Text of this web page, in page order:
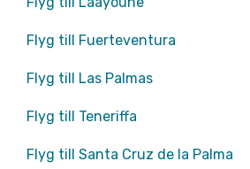
Flyg till Fuerteventura
Flyg till Las Palmas
Flyg till Teneriffa
Flyg till Santa Cruz de la Palma